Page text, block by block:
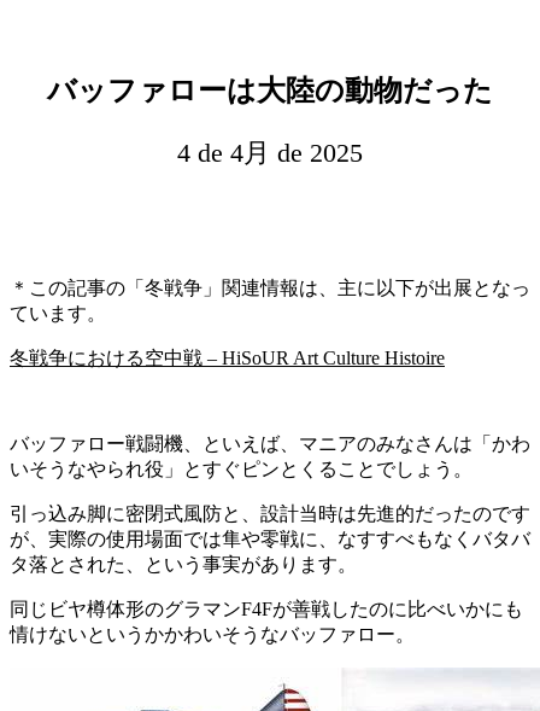
バッファローは大陸の動物だった
4 de 4月 de 2025
＊この記事の「冬戦争」関連情報は、主に以下が出展となっ
ています。
冬戦争における空中戦 – HiSoUR Art Culture Histoire
バッファロー戦闘機、といえば、マニアのみなさんは「かわ
いそうなやられ役」とすぐピンとくることでしょう。
引っ込み脚に密閉式風防と、設計当時は先進的だったのです
が、実際の使用場面では隼や零戦に、なすすべもなくバタバ
タ落とされた、という事実があります。
同じビヤ樽体形のグラマンF4Fが善戦したのに比べいかにも
情けないというかかわいそうなバッファロー。